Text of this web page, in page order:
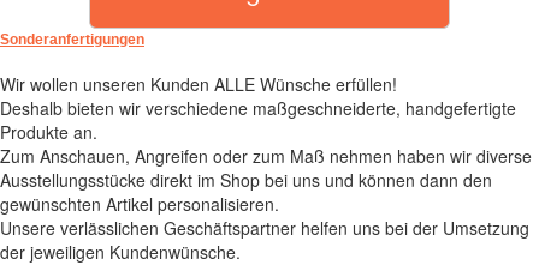
Sonderanfertigungen
Wir wollen unseren Kunden ALLE Wünsche erfüllen!
Deshalb bieten wir verschiedene maßgeschneiderte, handgefertigte
Produkte an.
Zum Anschauen, Angreifen oder zum Maß nehmen haben wir diverse
Ausstellungsstücke direkt im Shop bei uns und können dann den
gewünschten Artikel personalisieren.
Unsere verlässlichen Geschäftspartner helfen uns bei der Umsetzung
der jeweiligen Kundenwünsche.